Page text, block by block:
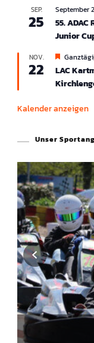
b
n
r
e
h
b
e
n
SEP.
25
September
55.
Junior
NOV.
22
H
e
r
v
g
o
e
n
LAC
Kalender anzeigen
Unser